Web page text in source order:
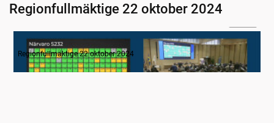
Regionfullmäktige 22 oktober 2024
1. Inledning
Regionfullmäktige 22 oktober 2024